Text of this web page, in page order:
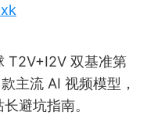
T2V+I2V 双基准第
主流 AI 视频模型，
避坑指南。